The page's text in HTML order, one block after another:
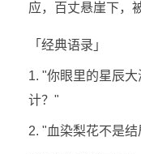
应，百丈悬崖下，
「经典语录」
1. "你眼里的星辰
计？"
2. "血染梨花不是